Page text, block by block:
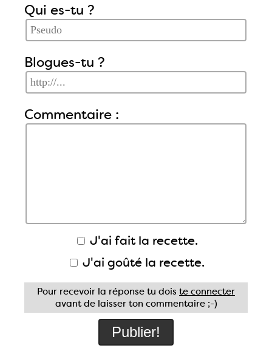
Qui es-tu ?
Blogues-tu ?
Commentaire :
J'ai fait la recette.
J'ai goûté la recette.
Pour recevoir la réponse tu dois te connecter
avant de laisser ton commentaire ;-)